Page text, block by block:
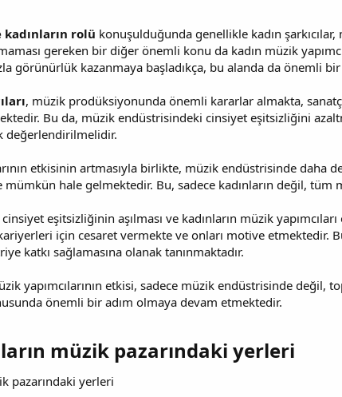
rolü konuşulduğunda genellikle kadın
gereken bir diğer önemli konu da kadın müzik
görünürlük kazanmaya başladıkça, bu alanda da önemli bir
, müzik prodüksiyonunda önemli kararlar almakta,
Bu da, müzik endüstrisindeki cinsiyet eşitsizliğini
değerlendirilmelidir.
etkisinin artmasıyla birlikte, müzik endüstrisinde daha
mümkün hale gelmektedir. Bu, sadece kadınların değil,
eşitsizliğinin aşılması ve kadınların müzik
için cesaret vermekte ve onları motive etmektedir.
katkı sağlamasına olanak tanınmaktadır.
yapımcılarının etkisi, sadece müzik endüstrisinde
önemli bir adım olmaya devam etmektedir.
müzik pazarındaki yerleri​
pazarındaki yerleri